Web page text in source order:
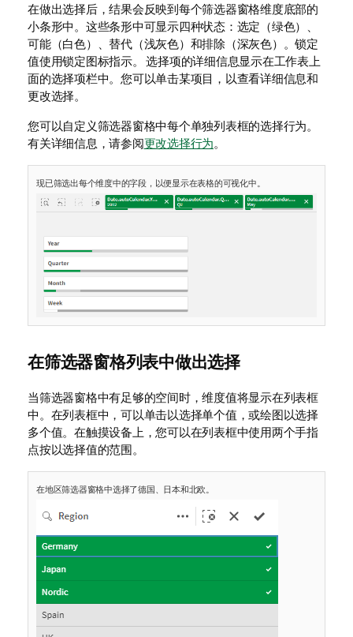
在做出选择后，结果会反映到每个筛选器窗格维度底部的
小条形中。这些条形中可显示四种状态：选定（绿色）、
可能（白色）、替代（浅灰色）和排除（深灰色）。锁定
值使用锁定图标指示。选择项的详细信息显示在工作表上
面的选择项栏中。您可以单击某项目，以查看详细信息和
更改选择。
您可以自定义筛选器窗格中每个单独列表框的选择行为。
有关详细信息，请参阅更改选择行为。
现已筛选出每个维度中的字段，以便显示在表格的可视化中。
在筛选器窗格列表中做出选择
当筛选器窗格中有足够的空间时，维度值将显示在列表框
中。在列表框中，可以单击以选择单个值，或绘图以选择
多个值。在触摸设备上，您可以在列表框中使用两个手指
点按以选择值的范围。
在地区筛选器窗格中选择了德国、日本和北欧。